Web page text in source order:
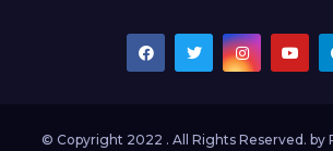
© Copyright 2022 . All Rights Reserved. by